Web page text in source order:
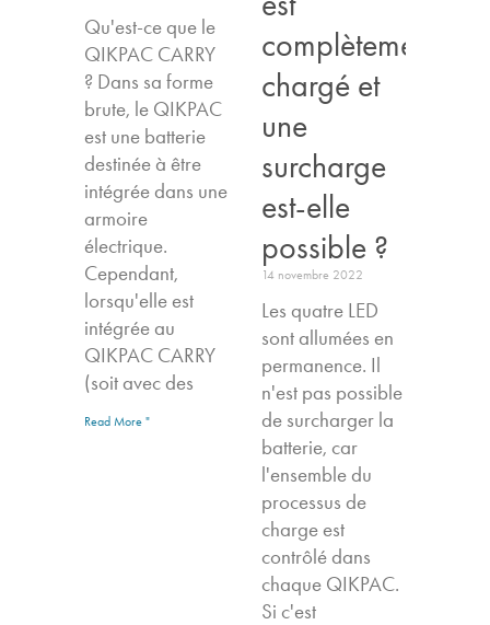
Qu'est-ce que le
QIKPAC CARRY
? Dans sa forme
brute, le QIKPAC
est une batterie
destinée à être
intégrée dans une
armoire
électrique.
Cependant,
lorsqu'elle est
intégrée au
QIKPAC CARRY
(soit avec des
Read More "
complètement
chargé et
une
surcharge
est-elle
possible ?
14 novembre 2022
Les quatre LED
sont allumées en
permanence. Il
n'est pas possible
de surcharger la
batterie, car
l'ensemble du
processus de
charge est
contrôlé dans
chaque QIKPAC.
Si c'est